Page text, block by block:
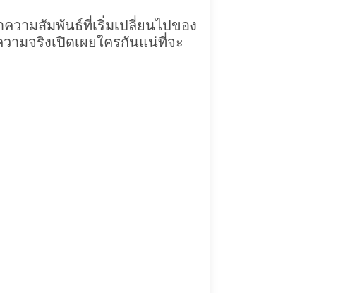
ความสัมพันธ์ที่เริ่มเปลี่ยนไปของ
ามจริงเปิดเผยใครกันแน่ที่จะ